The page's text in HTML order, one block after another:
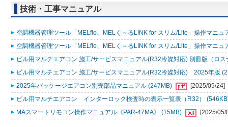
技術・工事マニュアル
空調機器管理ツール「MELflo、MELく～るLINK for スリム/Lite」操作マニュ
空調機器管理ツール「MELflo、MELく～るLINK for スリム/Lite」操作マニュ
ビル用マルチエアコン 施工/サービスマニュアル(R32冷媒対応) 別冊版（ロ
ビル用マルチエアコン 施工/サービスマニュアル(R32冷媒対応) 2025年版
2025年パッケージエアコン別売部品マニュアル (247MB)
[2025/09/24]
ビル用マルチエアコン インターロック検査時の表示一覧表（R32）
MAスマートリモコン操作マニュアル《PAR-47MA》 (15MB)
[2025/05/